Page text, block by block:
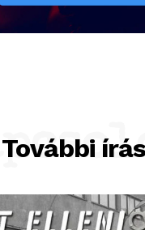
További